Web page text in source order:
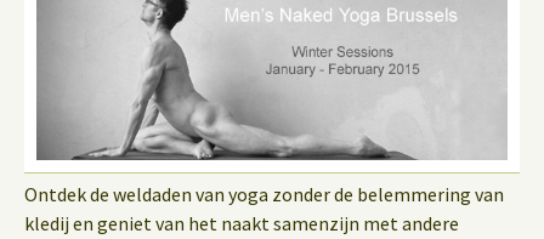
Ontdek de weldaden van yoga zonder de belemmering van
kledij en geniet van het naakt samenzijn met andere